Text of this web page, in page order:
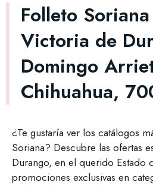
Folleto
Victoria de
Domingo
Chihuahua,
¿Te gustaría ver los catálogos
Soriana? Descubre las ofertas
Durango, en el querido Estado
promociones exclusivas en